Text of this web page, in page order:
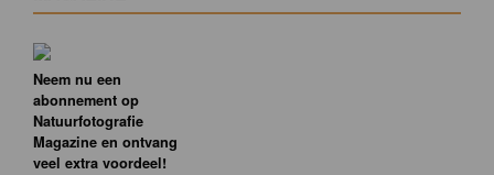
Neem nu een
abonnement op
Natuurfotografie
Magazine en ontvang
veel extra voordeel!